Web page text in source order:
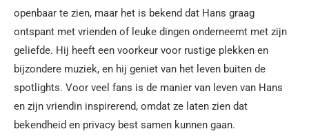
openbaar te zien, maar het is bekend dat Hans graag
ontspant met vrienden of leuke dingen onderneemt met zijn
geliefde. Hij heeft een voorkeur voor rustige plekken en
bijzondere muziek, en hij geniet van het leven buiten de
spotlights. Voor veel fans is de manier van leven van Hans
en zijn vriendin inspirerend, omdat ze laten zien dat
bekendheid en privacy best samen kunnen gaan.